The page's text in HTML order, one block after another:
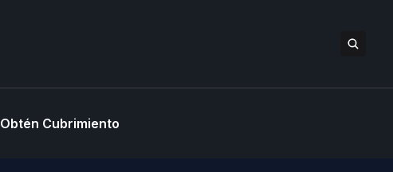
Obtén Cubrimiento